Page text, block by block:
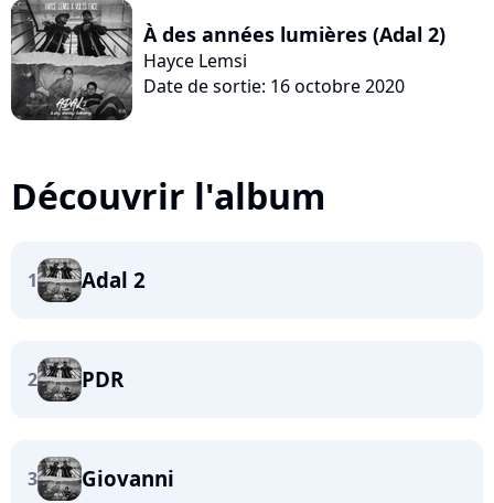
À des années lumières (Adal 2)
Hayce Lemsi
Date de sortie: 16 octobre 2020
Découvrir l'album
1 Adal 2
2 PDR
3 Giovanni